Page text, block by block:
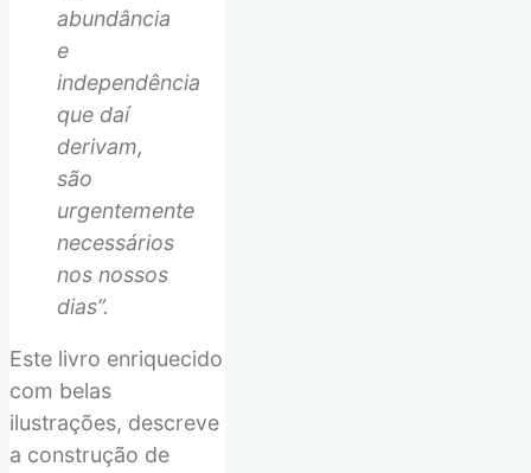
abundância
e
independência
que daí
derivam,
são
urgentemente
necessários
nos nossos
dias”.
Este livro enriquecido
com belas
ilustrações, descreve
a construção de